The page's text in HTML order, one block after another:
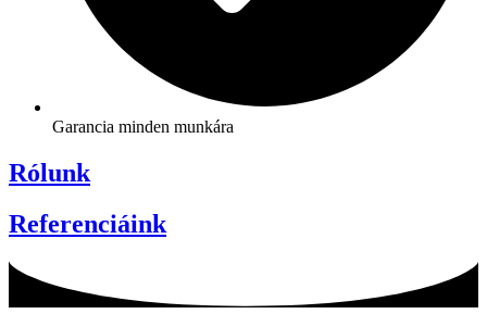
Garancia minden munkára
Rólunk
Referenciáink